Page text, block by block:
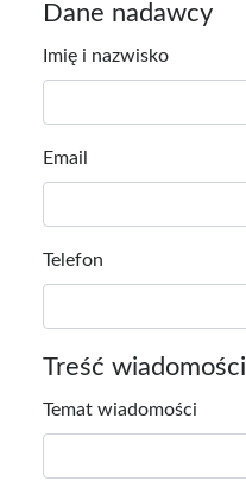
Dane nadawcy
Imię i nazwisko
Email
Telefon
Treść wiadomości
Temat wiadomości